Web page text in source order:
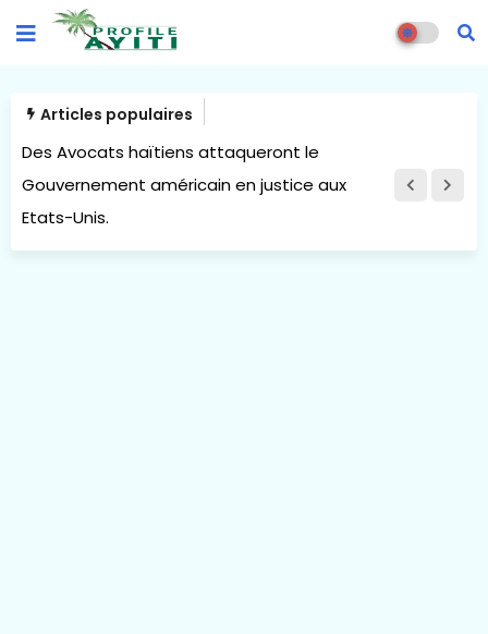
Articles populaires
Des Avocats haïtiens attaqueront le
Gouvernement américain en justice aux
Etats-Unis.